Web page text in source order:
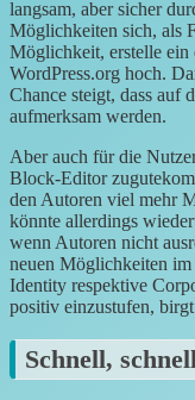
langsam, aber sicher
Möglichkeiten sich, als
Möglichkeit, erstelle ein
WordPress.org hoch.
Chance steigt, dass auf
aufmerksam werden.
Aber auch für die
Block-Editor
den Autoren viel mehr
könnte allerdings
wenn Autoren nicht
neuen Möglichkeiten
Identity respektive
positiv einzustufen,
Schnell,